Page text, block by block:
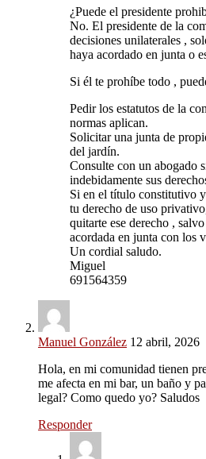
¿Puede el presidente
No. El presidente de la
decisiones unilaterales ,
haya acordado en junta o
Si él te prohíbe todo ,
Pedir los estatutos de la
normas aplican.
Solicitar una junta de
del jardín.
Consulte con un abogado
indebidamente sus
Si en el título constitutivo
tu derecho de uso
quitarte ese derecho ,
acordada en junta con los
Un cordial saludo.
Miguel
691564359
Manuel González 12 abril, 2026
Hola, en mi comunidad tienen
me afecta en mi bar, un baño y
legal? Como quedo yo? Saludos
Responder